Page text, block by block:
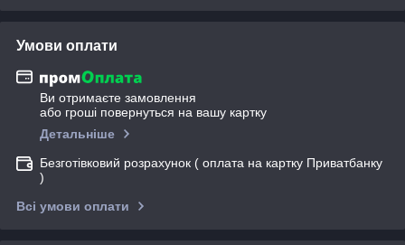
Умови оплати
Ви отримаєте замовлення
або гроші повернуться на вашу картку
Детальніше
Безготівковий розрахунок ( оплата на картку Приватбанку
)
Всі умови оплати